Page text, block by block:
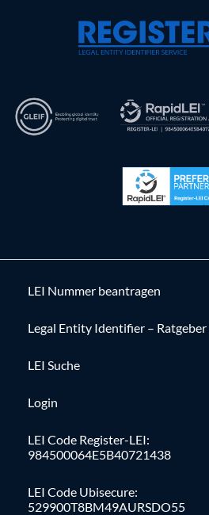
LEI Nummer beantragen
Legal Entity Identifier – Ratgeber
LEI Suche
Login
LEI Code Register-LEI:
984500064E5B40721438
LEI Code Ubisecure:
529900T8BM49AURSDO55